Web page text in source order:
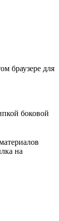
браузере для
боковой
на